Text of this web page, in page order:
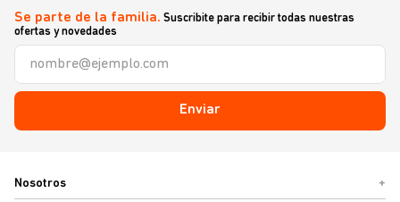
Se parte de la familia. Suscribite para recibir todas nuestras
ofertas y novedades
Enviar
Nosotros +